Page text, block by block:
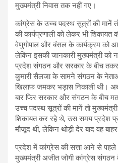
मुख्यमंत्री निवास तक नहीं गए।
कांग्रेस के उच्च पदस्थ सूत्रों की मानें
की कार्यप्रणाली को लेकर भी शिकायत
वेणुगोपाल और बंसल के कार्यक्रम को
लेकिन इसकी जानकारी मुख्यमंत्री को
प्रदेश संगठन और सरकार के बीच
कुमारी सैलजा के सामने संगठन के
खिलाफ जमकर भड़ास निकाली थी।
बार फिर सरकार और संगठन के बीच
उच्च पदस्थ सूत्रों की मानें तो
शिकायत कर रहे थे, उस समय प्रदेश
मौजूद थी, लेकिन थोड़ी देर बाद वह
प्रदेश में कांग्रेस की सत्ता आने से पहले
मुख्यमंत्री अजीत जोगी कांग्रेस